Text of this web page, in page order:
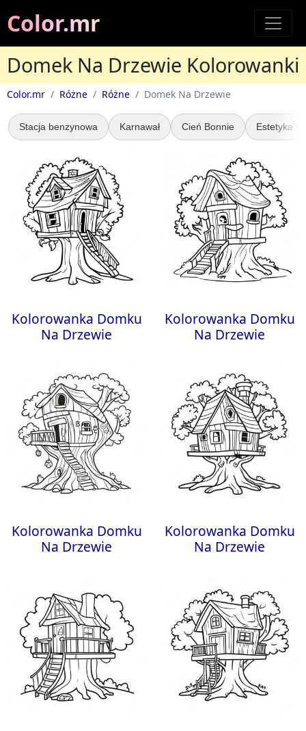
Color.mr
Domek Na Drzewie Kolorowanki
Color.mr Różne Różne Domek Na Drzewie
Stacja benzynowa Karnawał Cień Bonnie Estetyka
Kolorowanka Domku
Na Drzewie
Kolorowanka Domku
Na Drzewie
Kolorowanka Domku
Na Drzewie
Kolorowanka Domku
Na Drzewie